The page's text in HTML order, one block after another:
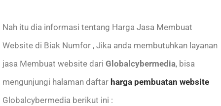
Nah itu dia informasi tentang Harga Jasa Membuat
Website di Biak Numfor , Jika anda membutuhkan layanan
jasa Membuat website dari Globalcybermedia, bisa
mengunjungi halaman daftar harga pembuatan website
Globalcybermedia berikut ini :